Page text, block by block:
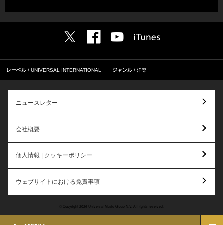
レーベル UNIVERSAL INTERNATIONAL ジャンル 洋楽
ニュースレター
会社概要
個人情報 | クッキーポリシー
ウェブサイトにおける免責事項
© Copyright 2026 Universal Music Group N.V. All rights reserved.